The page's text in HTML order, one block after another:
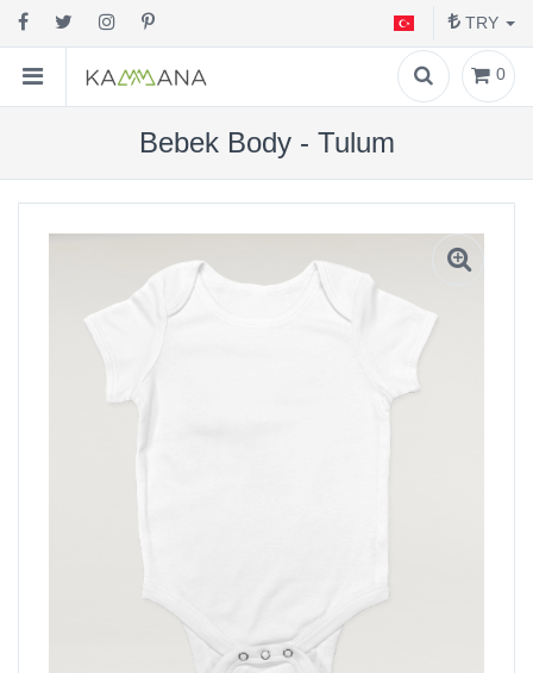
TRY
0
Bebek Body - Tulum